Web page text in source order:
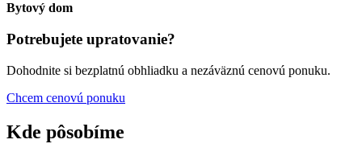
Bytový dom
Potrebujete upratovanie?
Dohodnite si bezplatnú obhliadku a nezáväznú cenovú ponuku.
Chcem cenovú ponuku
Kde pôsobíme